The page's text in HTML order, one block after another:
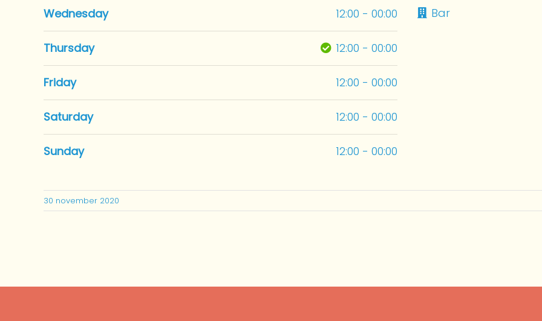
Wednesday 12:00 - 00:00
Thursday 12:00 - 00:00
Friday 12:00 - 00:00
Saturday 12:00 - 00:00
Sunday 12:00 - 00:00
Bar
30 november 2020